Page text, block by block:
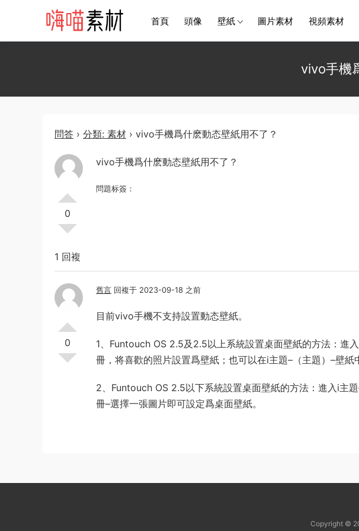
首頁 頭像 壁紙 圖片素材 視頻素材
vivo手機
問答 › 分類: 素材 › vivo手機爲什麽動态壁紙用不了？
0
vivo手機爲什麽動态壁紙用不了？
問題标簽：
1 回複
0
舊言 回複于 2023-09-18 之前
目前vivo手機不支持設置動态壁紙。
1、Funtouch OS 2.5及2.5以上系統設置桌面壁紙的方法：進
冊，将喜歡的照片設置爲壁紙；也可以在i主題–（主題）–壁紙
2、Funtouch OS 2.5以下系統設置桌面壁紙的方法：進入i主
冊–選擇一張圖片即可設定爲桌面壁紙。
Copyright ©